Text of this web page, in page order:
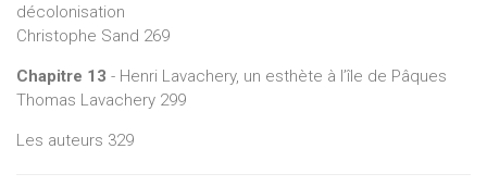
décolonisation
Christophe Sand 269
Chapitre 13 - Henri Lavachery, un esthète à l’île de Pâques
Thomas Lavachery 299
Les auteurs 329